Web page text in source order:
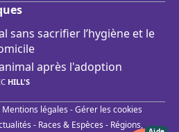
sans sacrifier l’hygiène et le
après l'adoption
HILL'S
Mentions légales -Gérer les cookies
- Races & Espèces - Régions,